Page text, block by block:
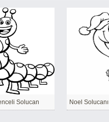
Solucan Noel Solucanı